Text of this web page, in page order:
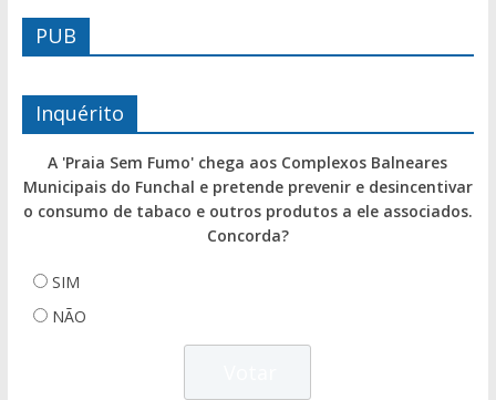
PUB
Inquérito
A 'Praia Sem Fumo' chega aos Complexos Balneares
Municipais do Funchal e pretende prevenir e desincentivar
o consumo de tabaco e outros produtos a ele associados.
Concorda?
SIM
NÃO